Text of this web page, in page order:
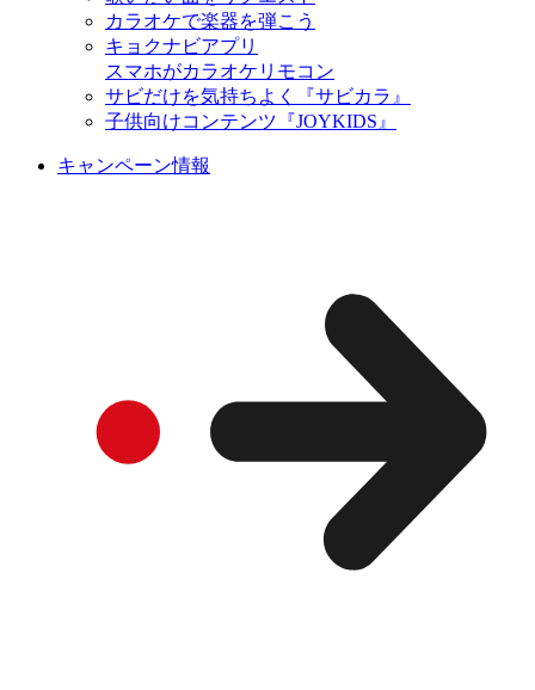
カラオケで楽器を弾こう
キョクナビアプリ
スマホがカラオケリモコン
サビだけを気持ちよく『サビカラ』
子供向けコンテンツ『JOYKIDS』
キャンペーン情報